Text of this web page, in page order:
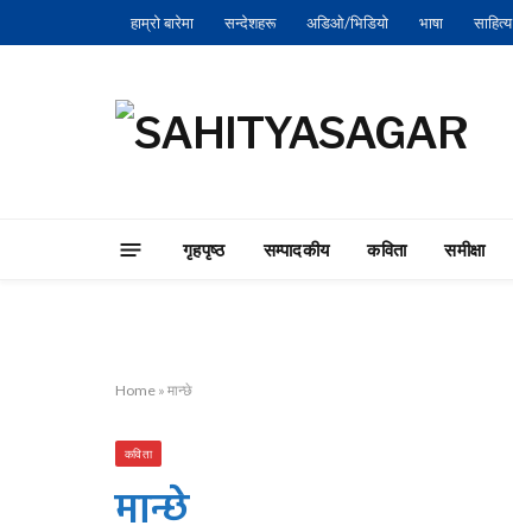
हाम्रो बारेमा सन्देशहरू अडिओ/भिडियो भाषा साहित्य
गृहपृष्‍ठ सम्पादकीय कविता समीक्षा
Home » मान्छे
कविता
मान्छे